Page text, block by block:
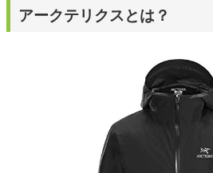
アークテリクスとは？